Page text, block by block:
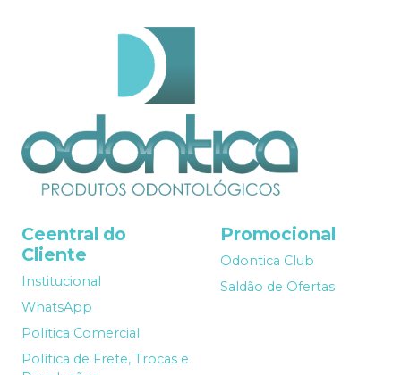
Ceentral do
Cliente
Institucional
WhatsApp
Política Comercial
Política de Frete, Trocas e
Promocional
Odontica Club
Saldão de Ofertas